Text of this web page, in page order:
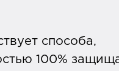
способа,
100%